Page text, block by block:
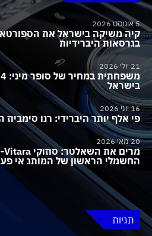
5 אוגוסט 2026
קיה משיקה בישראל את
בגרסאות היברידיות
21 יולי 2026
בישראל
16 יוני 2026
פי אלף יותר היברידי: רנו
20 מאי 2026
החשמלי הראשון של המותג אי
תגיות